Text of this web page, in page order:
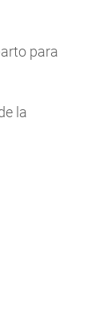
para
la